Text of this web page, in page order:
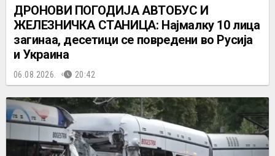
ДРОНОВИ ПОГОДИЈА АВТОБУС И
ЖЕЛЕЗНИЧКА СТАНИЦА: Најмалку 10 лица
загинаа, десетици се повредени во Русија
и Украина
06.08.2026. 20:42